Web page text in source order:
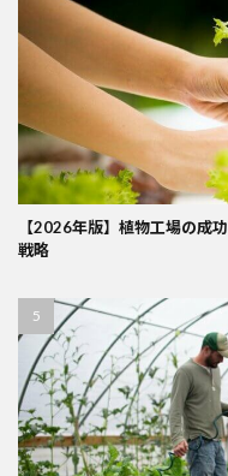
【2026年版】植物工場の成
戦略